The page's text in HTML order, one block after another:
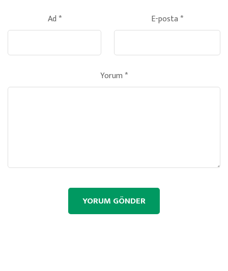
Ad* E-posta*
Yorum*